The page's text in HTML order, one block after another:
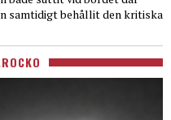
samtidigt behållit den kritiska